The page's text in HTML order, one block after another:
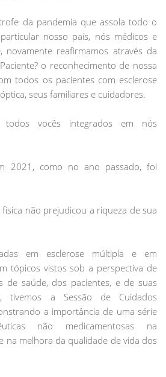
da pandemia que assola todo o
nosso país, nós médicos e
novamente reafirmamos através da
o reconhecimento de nossa
todos os pacientes com esclerose
seus familiares e cuidadores.
todos vocês integrados em nós
2021, como no ano passado, foi
não prejudicou a riqueza de sua
em esclerose múltipla e em
tópicos vistos sob a perspectiva de
de saúde, dos pacientes, e de suas
tivemos a Sessão de Cuidados
a importância de uma série
não medicamentosas na
na melhora da qualidade de vida dos